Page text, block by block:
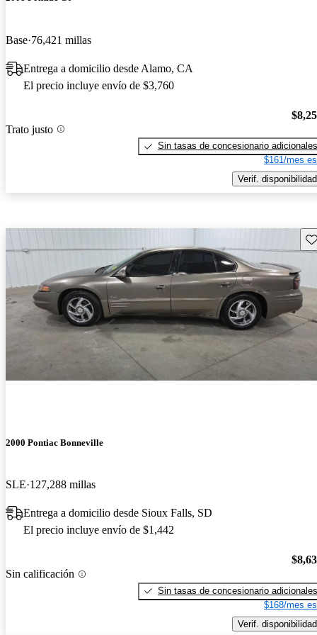
Base 76,421 millas
Entrega a domicilio desde Alamo, CA
El precio incluye envío de $3,760
Trato justo
Sin tasas de concesionario adicionales
$161/mes
Verif. disponibilidad
2000 Pontiac Bonneville
SLE 127,288 millas
Entrega a domicilio desde Sioux Falls, SD
El precio incluye envío de $1,442
Sin calificación
Sin tasas de concesionario adicionales
$168/mes
Verif. disponibilidad